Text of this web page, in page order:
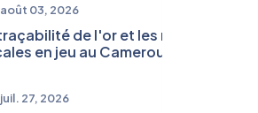
août 03, 2026
de l'or et les recettes
en jeu au Cameroun
juil. 27, 2026